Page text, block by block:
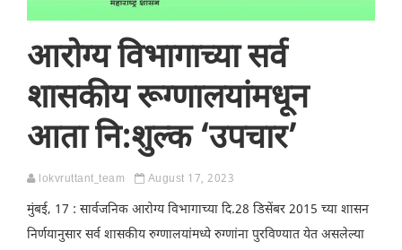
आरोग्य विभागाच्या सर्व
शासकीय रूग्णालयांमधून
आता नि:शुल्क ‘उपचार’
lokvruttant_team August 17, 2023
मुंबई, 17 : सार्वजनिक आरोग्य विभागाच्या दि.28 डिसेंबर 2015 च्या शासन
निर्णयानुसार सर्व शासकीय रुग्णालयांमध्ये रुग्णांना पुरविण्यात येत असलेल्या